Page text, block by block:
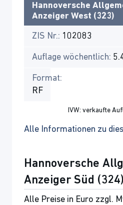
Hannoversche
Anzeiger West (323)
ZIS Nr.: 102083
Auflage wöchentlich:
Format:
RF
IVW: verkaufte
Alle Informationen zu
Hannoversche
Anzeiger Süd (324)
Alle Preise in Euro zzgl.